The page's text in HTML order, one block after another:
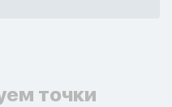
точки